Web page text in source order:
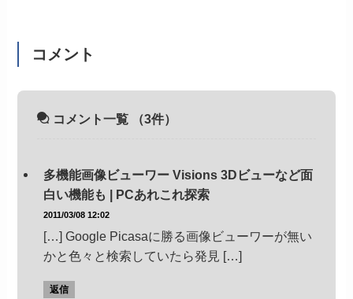
コメント
コメント一覧 （3件）
多機能画像ビューワー Visions 3Dビューなど面
白い機能も | PCあれこれ探索
2011/03/08 12:02
[…] Google Picasaに勝る画像ビューワーが無い
かと色々と検索していたら発見 […]
返信